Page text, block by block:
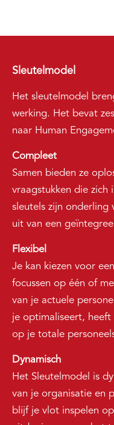
Sleutelmodel
Het sleutelmodel
werking. Het bevat
naar Human
Compleet
Samen bieden ze
vraagstukken die
sleutels zijn onderling
uit van een
Flexibel
Je kan kiezen voor
focussen op één of
van je actuele
je optimaliseert,
op je totale
Dynamisch
Het Sleutelmodel is
van je organisatie en
blijf je vlot inspelen